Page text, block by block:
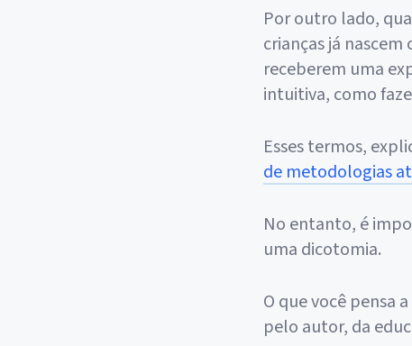
Por outro lado,
crianças já
receberem uma
intuitiva, como
Esses termos,
de metodologias
No entanto, é
uma dicotomia.
O que você pensa
pelo autor, da